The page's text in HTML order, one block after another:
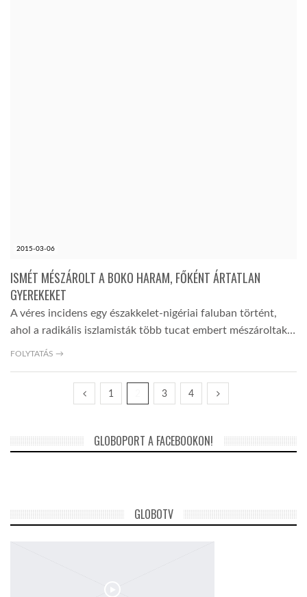
2015-03-06
ISMÉT MÉSZÁROLT A BOKO HARAM, FŐKÉNT ÁRTATLAN
GYEREKEKET
A véres incidens egy északkelet-nigériai faluban történt,
ahol a radikális iszlamisták több tucat embert mészároltak…
FOLYTATÁS →
1 3 4
GLOBOPORT A FACEBOOKON!
GLOBOTV